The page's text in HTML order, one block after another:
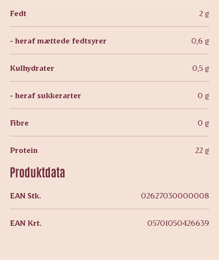
Fedt 2 g
- heraf mættede fedtsyrer 0,6 g
Kulhydrater 0,5 g
- heraf sukkerarter 0 g
Fibre 0 g
Protein 22 g
Produktdata
EAN Stk. 02627030000008
EAN Krt. 05701050426639